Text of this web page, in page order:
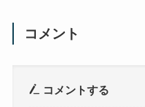
コメント
コメントする